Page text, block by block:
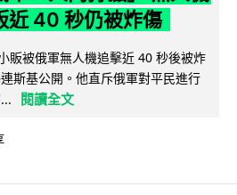
近 40 秒仍被炸傷
販被俄軍無人機追擊近 40 秒後被炸
斯基公開。他直斥俄軍對平民進行
閱讀全文